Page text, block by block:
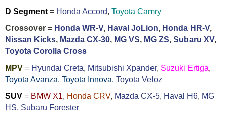
D Segment= Honda Accord, Toyota Camry
Crossover = Honda WR-V, Haval JoLion, Honda HR-V,
Nissan Kicks, Mazda CX-30, MG VS, MG ZS, Subaru XV,
Toyota Corolla Cross
MPV = Hyundai Creta, Mitsubishi Xpander, Suzuki Ertiga,
Toyota Avanza, Toyota Innova, Toyota Veloz
SUV = BMW X1, Honda CRV, Mazda CX-5, Haval H6, MG
HS, Subaru Forester